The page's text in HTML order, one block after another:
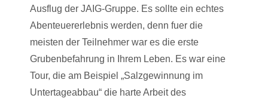
Ausflug der JAIG-Gruppe. Es sollte ein echtes
Abenteuererlebnis werden, denn fuer die
meisten der Teilnehmer war es die erste
Grubenbefahrung in Ihrem Leben. Es war eine
Tour, die am Beispiel „Salzgewinnung im
Untertageabbau“ die harte Arbeit des